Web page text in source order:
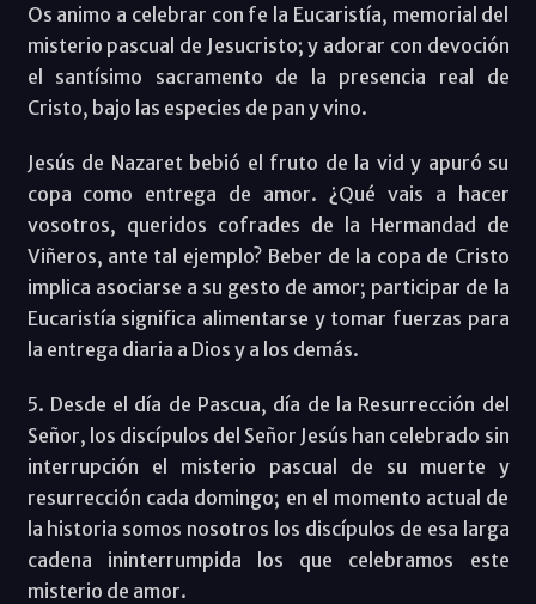
Os animo a celebrar con fe la Eucaristía, memorial del
misterio pascual de Jesucristo; y adorar con devoción
el santísimo sacramento de la presencia real de
Cristo, bajo las especies de pan y vino.
Jesús de Nazaret bebió el fruto de la vid y apuró su
copa como entrega de amor. ¿Qué vais a hacer
vosotros, queridos cofrades de la Hermandad de
Viñeros, ante tal ejemplo? Beber de la copa de Cristo
implica asociarse a su gesto de amor; participar de la
Eucaristía significa alimentarse y tomar fuerzas para
la entrega diaria a Dios y a los demás.
5. Desde el día de Pascua, día de la Resurrección del
Señor, los discípulos del Señor Jesús han celebrado sin
interrupción el misterio pascual de su muerte y
resurrección cada domingo; en el momento actual de
la historia somos nosotros los discípulos de esa larga
cadena ininterrumpida los que celebramos este
misterio de amor.